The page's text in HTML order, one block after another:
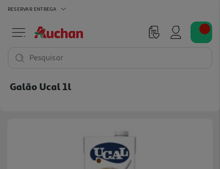
RESERVAR ENTREGA
Pesquisar
Galão Ucal 1l